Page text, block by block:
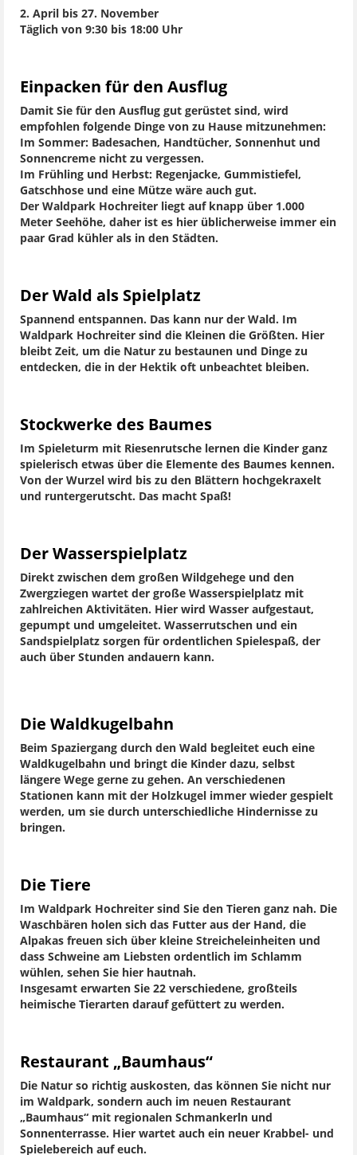
2. April bis 27. November
Täglich von 9:30 bis 18:00 Uhr
Einpacken für den Ausflug
Damit Sie für den Ausflug gut gerüstet sind, wird
empfohlen folgende Dinge von zu Hause mitzunehmen:
Im Sommer: Badesachen, Handtücher, Sonnenhut und
Sonnencreme nicht zu vergessen.
Im Frühling und Herbst: Regenjacke, Gummistiefel,
Gatschhose und eine Mütze wäre auch gut.
Der Waldpark Hochreiter liegt auf knapp über 1.000
Meter Seehöhe, daher ist es hier üblicherweise immer ein
paar Grad kühler als in den Städten.
Der Wald als Spielplatz
Spannend entspannen. Das kann nur der Wald. Im
Waldpark Hochreiter sind die Kleinen die Größten. Hier
bleibt Zeit, um die Natur zu bestaunen und Dinge zu
entdecken, die in der Hektik oft unbeachtet bleiben.
Stockwerke des Baumes
Im Spieleturm mit Riesenrutsche lernen die Kinder ganz
spielerisch etwas über die Elemente des Baumes kennen.
Von der Wurzel wird bis zu den Blättern hochgekraxelt
und runtergerutscht. Das macht Spaß!
Der Wasserspielplatz
Direkt zwischen dem großen Wildgehege und den
Zwergziegen wartet der große Wasserspielplatz mit
zahlreichen Aktivitäten. Hier wird Wasser aufgestaut,
gepumpt und umgeleitet. Wasserrutschen und ein
Sandspielplatz sorgen für ordentlichen Spielespaß, der
auch über Stunden andauern kann.
Die Waldkugelbahn
Beim Spaziergang durch den Wald begleitet euch eine
Waldkugelbahn und bringt die Kinder dazu, selbst
längere Wege gerne zu gehen. An verschiedenen
Stationen kann mit der Holzkugel immer wieder gespielt
werden, um sie durch unterschiedliche Hindernisse zu
bringen.
Die Tiere
Im Waldpark Hochreiter sind Sie den Tieren ganz nah. Die
Waschbären holen sich das Futter aus der Hand, die
Alpakas freuen sich über kleine Streicheleinheiten und
dass Schweine am Liebsten ordentlich im Schlamm
wühlen, sehen Sie hier hautnah.
Insgesamt erwarten Sie 22 verschiedene, großteils
heimische Tierarten darauf gefüttert zu werden.
Restaurant „Baumhaus“
Die Natur so richtig auskosten, das können Sie nicht nur
im Waldpark, sondern auch im neuen Restaurant
„Baumhaus“ mit regionalen Schmankerln und
Sonnenterrasse. Hier wartet auch ein neuer Krabbel- und
Spielebereich auf euch.